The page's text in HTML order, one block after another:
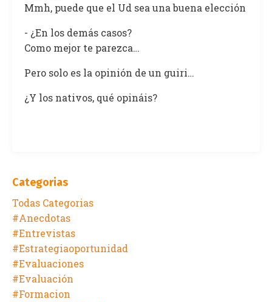
Mmh, puede que el Ud sea una buena elección
- ¿En los demás casos?
Como mejor te parezca…
Pero solo es la opinión de un guiri…
¿Y los nativos, qué opináis?
Categorias
Todas Categorias
#anecdotas
#entrevistas
#estrategiaoportunidad
#evaluaciones
#evaluación
#formacion